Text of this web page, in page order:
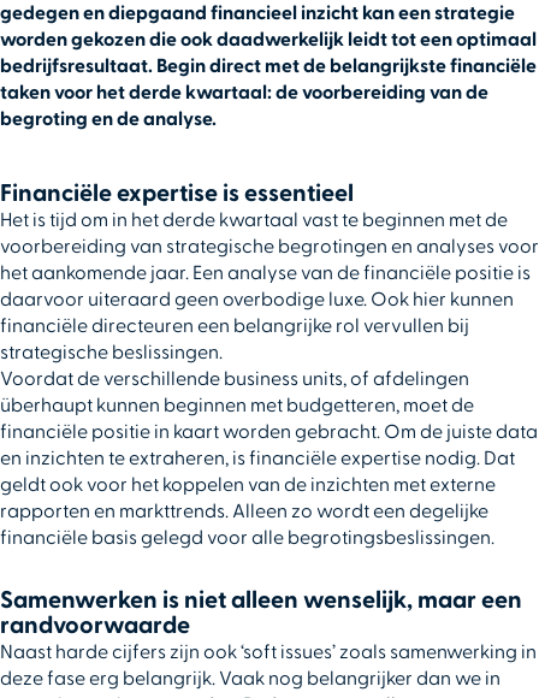
gedegen en diepgaand financieel inzicht kan een strategie
worden gekozen die ook daadwerkelijk leidt tot een optimaal
bedrijfsresultaat. Begin direct met de belangrijkste financiële
taken voor het derde kwartaal: de voorbereiding van de
begroting en de analyse.
Financiële expertise is essentieel
Het is tijd om in het derde kwartaal vast te beginnen met de
voorbereiding van strategische begrotingen en analyses voor
het aankomende jaar. Een analyse van de financiële positie is
daarvoor uiteraard geen overbodige luxe. Ook hier kunnen
financiële directeuren een belangrijke rol vervullen bij
strategische beslissingen.
Voordat de verschillende business units, of afdelingen
überhaupt kunnen beginnen met budgetteren, moet de
financiële positie in kaart worden gebracht. Om de juiste data
en inzichten te extraheren, is financiële expertise nodig. Dat
geldt ook voor het koppelen van de inzichten met externe
rapporten en markttrends. Alleen zo wordt een degelijke
financiële basis gelegd voor alle begrotingsbeslissingen.
Samenwerken is niet alleen wenselijk, maar een
randvoorwaarde
Naast harde cijfers zijn ook ‘soft issues’ zoals samenwerking in
deze fase erg belangrijk. Vaak nog belangrijker dan we in